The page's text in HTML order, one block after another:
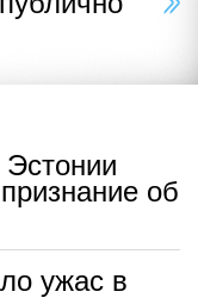
Эстонии
об
ужас в